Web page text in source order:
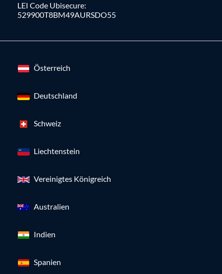
LEI Code Ubisecure:
529900T8BM49AURSDO55
Österreich
Deutschland
Schweiz
Liechtenstein
Vereinigtes Königreich
Australien
Indien
Spanien